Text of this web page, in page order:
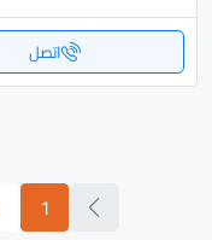
اتصل
1